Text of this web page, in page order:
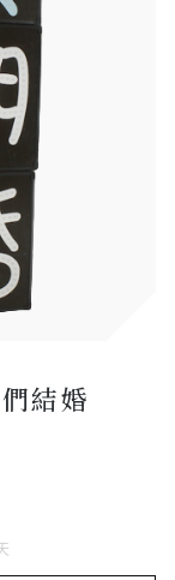
CHOICE
結婚